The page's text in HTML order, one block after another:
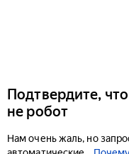
Подтвердите,
не робот
Нам очень жаль, но